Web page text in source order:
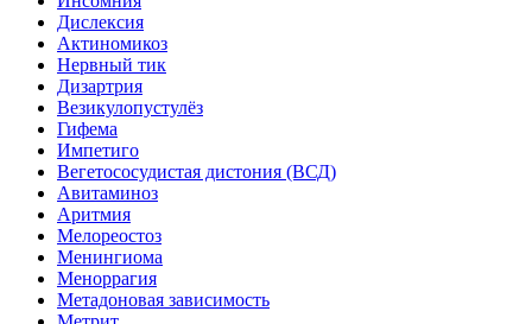
Дислексия
Актиномикоз
Нервный тик
Дизартрия
Везикулопустулёз
Гифема
Импетиго
Вегетососудистая дистония (ВСД)
Авитаминоз
Аритмия
Мелореостоз
Менингиома
Меноррагия
Метадоновая зависимость